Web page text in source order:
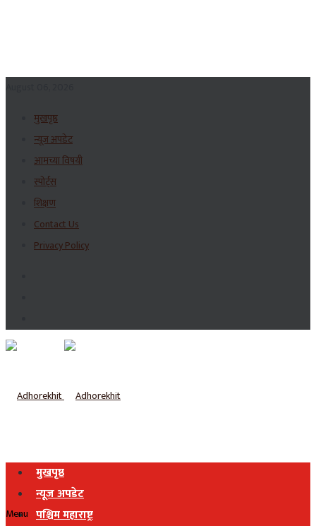
मुखपृष्ठ
न्यूज अपडेट
आमच्या विषयी
स्पोर्ट्स
शिक्षण
Contact Us
Privacy Policy
मुखपृष्ठ
न्यूज अपडेट
पश्चिम महाराष्ट्र
Menu